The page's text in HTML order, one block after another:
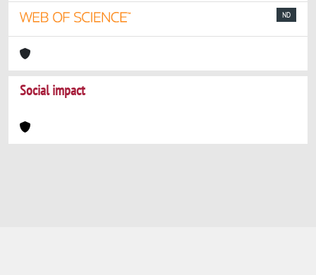
ND
Social impact